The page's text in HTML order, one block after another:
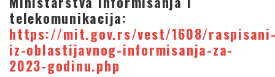
telekomunikacija:
https://mit.gov.rs/vest/1608/
iz-oblastijavnog-informisanja-za-
2023-godinu.php